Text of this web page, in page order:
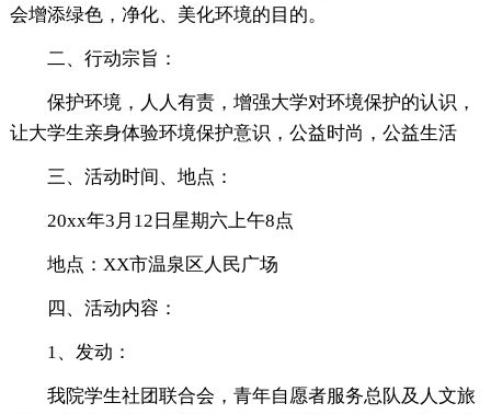
会增添绿色，净化、美化环境的目的。
二、行动宗旨：
保护环境，人人有责，增强大学对环境保护的认识，
让大学生亲身体验环境保护意识，公益时尚，公益生活
三、活动时间、地点：
20xx年3月12日星期六上午8点
地点：XX市温泉区人民广场
四、活动内容：
1、发动：
我院学生社团联合会，青年自愿者服务总队及人文旅